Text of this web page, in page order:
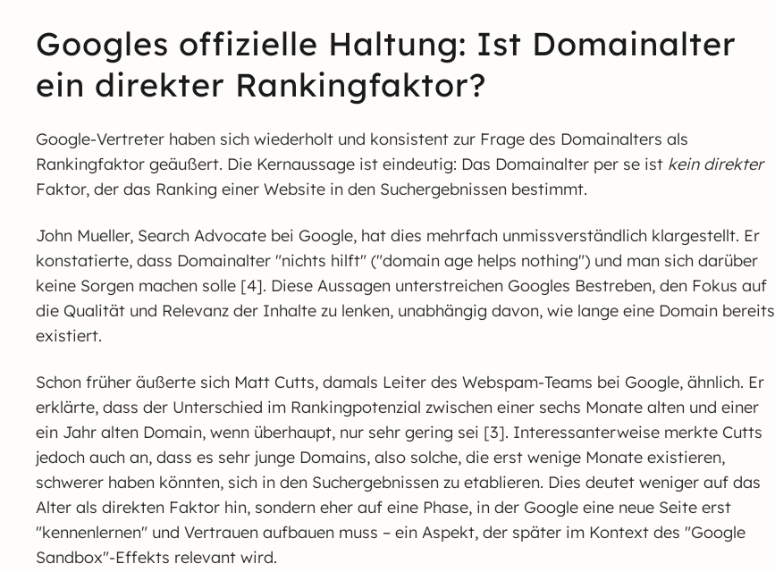
Googles offizielle Haltung: Ist Domainalter
ein direkter Rankingfaktor?
Google-Vertreter haben sich wiederholt und konsistent zur Frage des Domainalters als
Rankingfaktor geäußert. Die Kernaussage ist eindeutig: Das Domainalter per se ist kein direkter
Faktor, der das Ranking einer Website in den Suchergebnissen bestimmt.
John Mueller, Search Advocate bei Google, hat dies mehrfach unmissverständlich klargestellt. Er
konstatierte, dass Domainalter "nichts hilft" ("domain age helps nothing") und man sich darüber
keine Sorgen machen solle [4]. Diese Aussagen unterstreichen Googles Bestreben, den Fokus auf
die Qualität und Relevanz der Inhalte zu lenken, unabhängig davon, wie lange eine Domain bereits
existiert.
Schon früher äußerte sich Matt Cutts, damals Leiter des Webspam-Teams bei Google, ähnlich. Er
erklärte, dass der Unterschied im Rankingpotenzial zwischen einer sechs Monate alten und einer
ein Jahr alten Domain, wenn überhaupt, nur sehr gering sei [3]. Interessanterweise merkte Cutts
jedoch auch an, dass es sehr junge Domains, also solche, die erst wenige Monate existieren,
schwerer haben könnten, sich in den Suchergebnissen zu etablieren. Dies deutet weniger auf das
Alter als direkten Faktor hin, sondern eher auf eine Phase, in der Google eine neue Seite erst
"kennenlernen" und Vertrauen aufbauen muss – ein Aspekt, der später im Kontext des "Google
Sandbox"-Effekts relevant wird.